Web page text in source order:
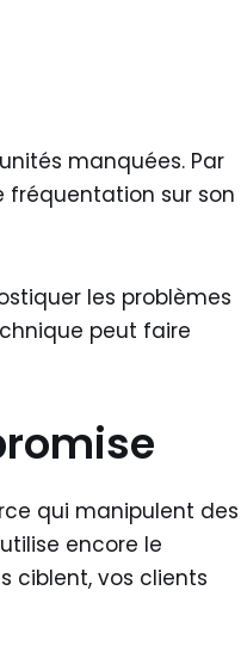
manquées. Par
fréquentation sur son
les problèmes
peut faire
qui manipulent des
encore le
ciblent, vos clients